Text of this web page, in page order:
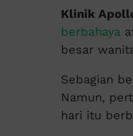
Klinik
berbahaya
besar
Sebagian
Namun,
hari itu